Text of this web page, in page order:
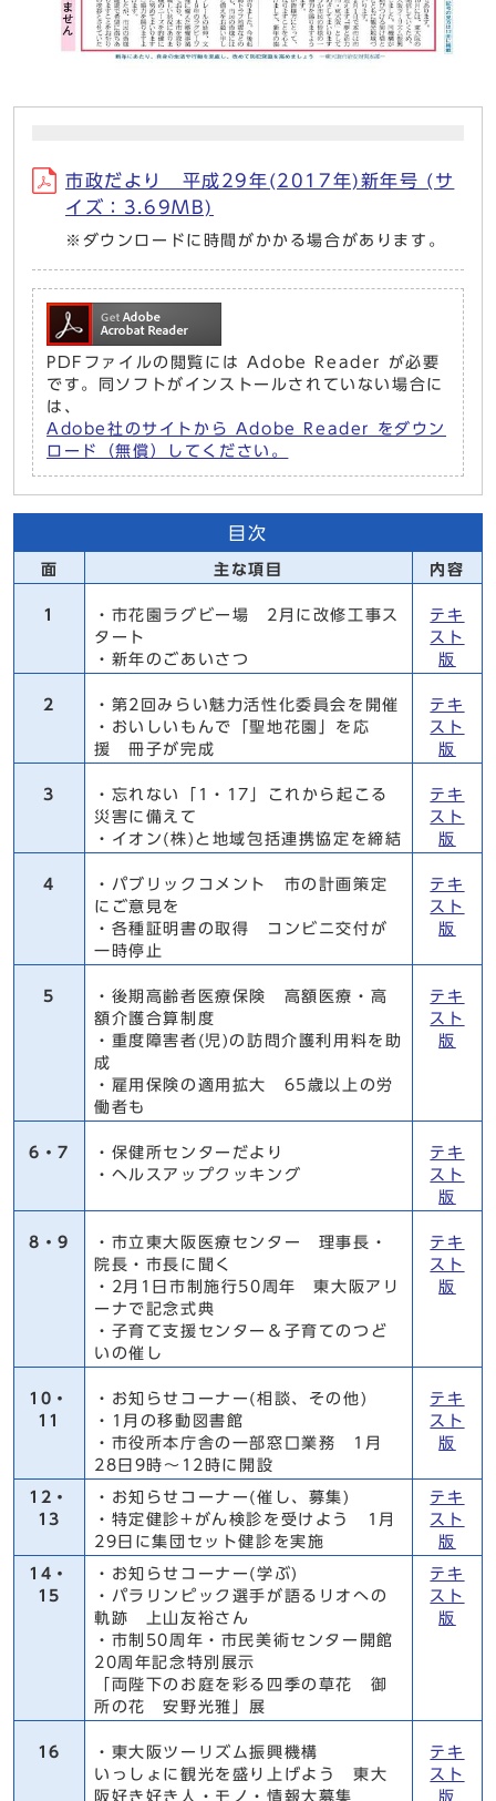
市政だより 平成29年(2017年)新年号 (サ
イズ：3.69MB)
※ダウンロードに時間がかかる場合があります。
PDFファイルの閲覧には Adobe Reader が必要
です。同ソフトがインストールされていない場合に
は、
Adobe社のサイトから Adobe Reader をダウン
ロード（無償）してください。
目次
面 主な項目 内容
1
・市花園ラグビー場 2月に改修工事ス
タート
・新年のごあいさつ
テキ
スト
版
2
・第2回みらい魅力活性化委員会を開催
・おいしいもんで「聖地花園」を応
援 冊子が完成
テキ
スト
版
3
・忘れない「1・17」これから起こる
災害に備えて
・イオン(株)と地域包括連携協定を締結
テキ
スト
版
4
・パブリックコメント 市の計画策定
にご意見を
・各種証明書の取得 コンビニ交付が
一時停止
テキ
スト
版
5
・後期高齢者医療保険 高額医療・高
額介護合算制度
・重度障害者(児)の訪問介護利用料を助
成
・雇用保険の適用拡大 65歳以上の労
働者も
テキ
スト
版
6・7
・保健所センターだより
・ヘルスアップクッキング
テキ
スト
版
8・9
・市立東大阪医療センター 理事長・
院長・市長に聞く
・2月1日市制施行50周年 東大阪アリ
ーナで記念式典
・子育て支援センター＆子育てのつど
いの催し
テキ
スト
版
10・
11
・お知らせコーナー(相談、その他)
・1月の移動図書館
・市役所本庁舎の一部窓口業務 1月
28日9時～12時に開設
テキ
スト
版
12・
13
・お知らせコーナー(催し、募集)
・特定健診+がん検診を受けよう 1月
29日に集団セット健診を実施
テキ
スト
版
14・
15
・お知らせコーナー(学ぶ)
・パラリンピック選手が語るリオへの
軌跡 上山友裕さん
・市制50周年・市民美術センター開館
20周年記念特別展示
「両陛下のお庭を彩る四季の草花 御
所の花 安野光雅」展
テキ
スト
版
16
・東大阪ツーリズム振興機構
いっしょに観光を盛り上げよう 東大
阪好き好き人・モノ・情報大募集
テキ
スト
版